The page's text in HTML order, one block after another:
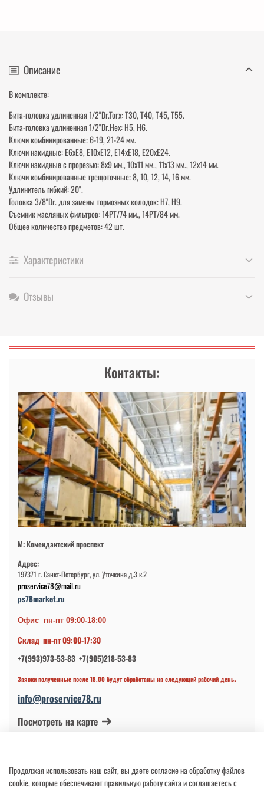
Описание
В комплекте:
Бита-головка удлиненная 1/2"Dr.Torx: Т30, Т40, Т45, Т55.
Бита-головка удлиненная 1/2"Dr.Hex: H5, H6.
Ключи комбинированные: 6-19, 21-24 мм.
Ключи накидные: E6хE8, E10хE12, E14хE18, E20хE24.
Ключи накидные с прорезью: 8х9 мм., 10х11 мм., 11х13 мм., 12х14 мм.
Ключи комбинированные трещоточные: 8, 10, 12, 14, 16 мм.
Удлинитель гибкий: 20".
Головка 3/8"Dr. для замены тормозных колодок: H7, H9.
Съемник масляных фильтров: 14РТ/74 мм., 14РТ/84 мм.
Общее количество предметов: 42 шт.
Характеристики
Отзывы
Контакты:
М: Комендантский проспект
Адрес:
197371 г. Санкт-Петербург, ул. Уточкина д.3 к.2
proservice78@mail.ru
ps78market.ru
Офис пн-пт 09:00-18:00
Склад пн-пт 09:00-17:30
+7(993)973-53-83 +7(905)218-53-83
Заявки полученные после 18.00 будут обработаны на следующий рабочий день.
info@proservice78.ru
Посмотреть на карте
ОГРНИП 317784700113997 от 17.04.2017
Продолжая использовать наш сайт, вы даете согласие на обработку файлов
cookie, которые обеспечивают правильную работу сайта и соглашаетесь с